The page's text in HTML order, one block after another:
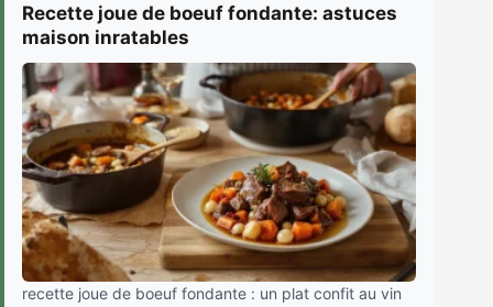
Recette joue de boeuf fondante: astuces
maison inratables
recette joue de boeuf fondante : un plat confit au vin